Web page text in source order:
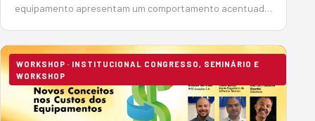
equipamento apresentam um comportamento acentuado
e manutenç&at…
WORKSHOP · INSTITUCIONAL CONGRESSO, SEMINÁRIO E
WORKSHOP